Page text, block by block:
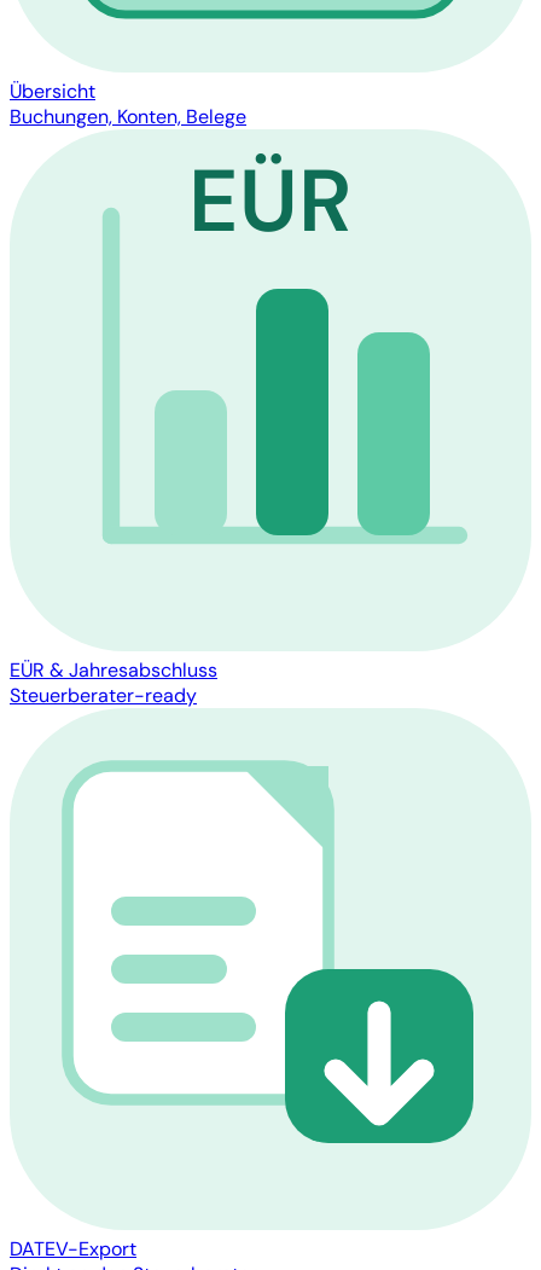
Übersicht
Buchungen, Konten, Belege
EÜR
EÜR & Jahresabschluss
Steuerberater-ready
DATEV-Export